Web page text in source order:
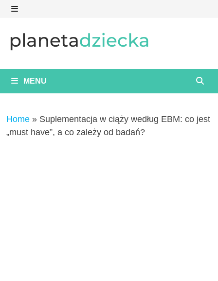
Skip
content
MENU
Home » Suplementacja w ciąży według EBM: co jest
„must have”, a co zależy od badań?